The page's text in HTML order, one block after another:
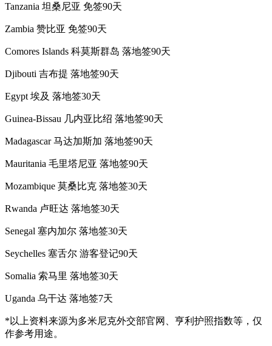
Tanzania 坦桑尼亚 免签90天
Zambia 赞比亚 免签90天
Comores Islands 科莫斯群岛 落地签90天
Djibouti 吉布提 落地签90天
Egypt 埃及 落地签30天
Guinea-Bissau 几内亚比绍 落地签90天
Madagascar 马达加斯加 落地签90天
Mauritania 毛里塔尼亚 落地签90天
Mozambique 莫桑比克 落地签30天
Rwanda 卢旺达 落地签30天
Senegal 塞内加尔 落地签30天
Seychelles 塞舌尔 游客登记90天
Somalia 索马里 落地签30天
Uganda 乌干达 落地签7天
*以上资料来源为多米尼克外交部官网、亨利护照指数等，仅
作参考用途。